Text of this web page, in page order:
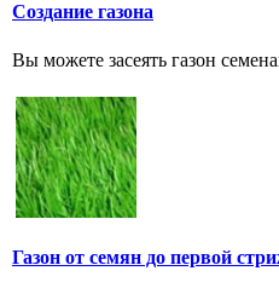
Создание газона
Вы можете засеять газон
Газон от семян до первой